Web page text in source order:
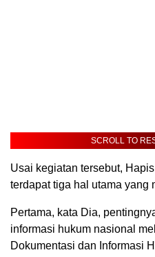
SCROLL TO
‎Usai kegiatan tersebut,
terdapat tiga hal utama yang
‎Pertama, kata Dia,
informasi hukum nasional
Dokumentasi dan Informasi